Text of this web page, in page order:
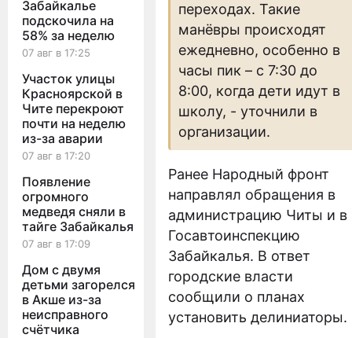
Забайкалье
подскочила на
58% за неделю
07 авг в 17:25
Участок улицы
Красноярской в
Чите перекроют
почти на неделю
из-за аварии
07 авг в 17:20
Появление
огромного
медведя сняли в
тайге Забайкалья
07 авг в 17:09
Дом с двумя
детьми загорелся
в Акше из-за
неисправного
счётчика
переходах. Такие
манёвры происходят
ежедневно, особенно в
часы пик – с 7:30 до
8:00, когда дети идут в
школу, - уточнили в
организации.
Ранее Народный фронт
направлял обращения в
администрацию Читы и в
Госавтоинспекцию
Забайкалья. В ответ
городские власти
сообщили о планах
установить делиниаторы.